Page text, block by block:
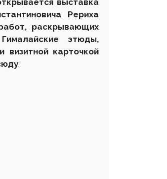
выставка
Рериха
раскрывающих
этюды,
карточкой
.